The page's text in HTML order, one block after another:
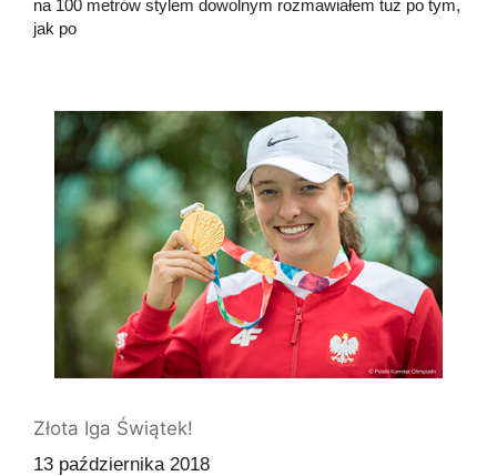
na 100 metrów stylem dowolnym rozmawiałem tuż po tym,
jak po
Złota Iga Świątek!
13 października 2018